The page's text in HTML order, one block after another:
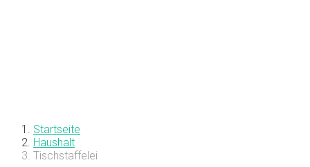
Startseite
Haushalt
Tischstaffelei